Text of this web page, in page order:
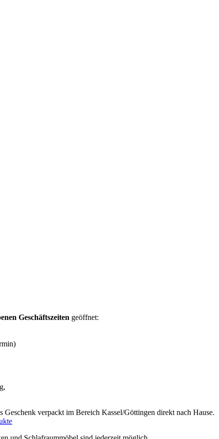
Geschäftszeiten geöffnet:
verpackt im Bereich Kassel/Göttingen direkt nach Hause.